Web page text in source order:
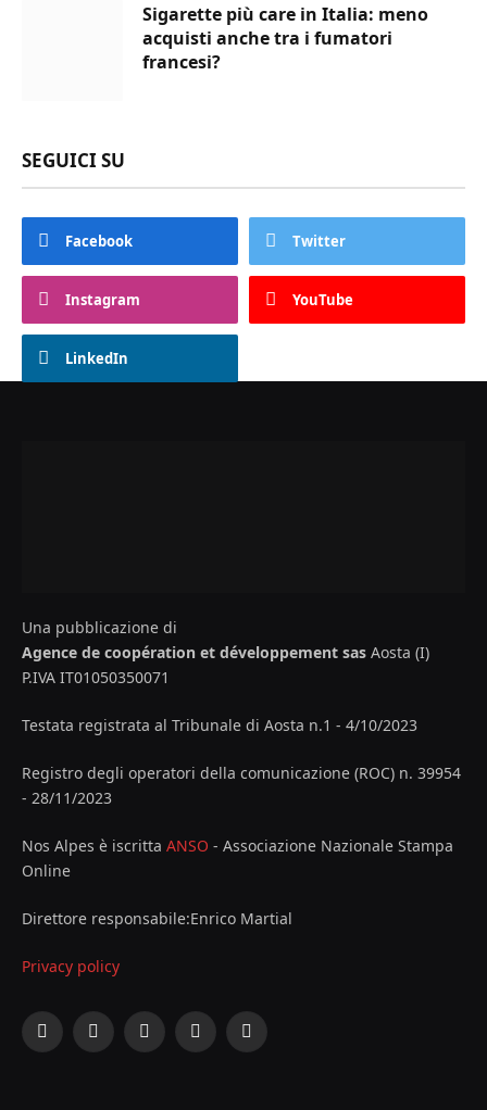
Sigarette più care in Italia: meno
acquisti anche tra i fumatori
francesi?
SEGUICI SU
Facebook Twitter
Instagram YouTube
LinkedIn
Una pubblicazione di
Agence de coopération et développement sas Aosta (I)
P.IVA IT01050350071
Testata registrata al Tribunale di Aosta n.1 - 4/10/2023
Registro degli operatori della comunicazione (ROC) n. 39954
- 28/11/2023
Nos Alpes è iscritta ANSO - Associazione Nazionale Stampa
Online
Direttore responsabile:Enrico Martial
Privacy policy
Facebook
X
InstagramYouTubeLinkedIn